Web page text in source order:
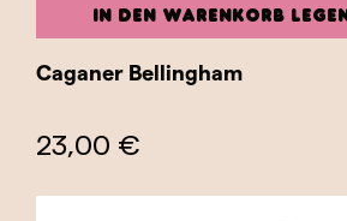
IN DEN WARENKORB LEGEN
Caganer Bellingham
23,00 €